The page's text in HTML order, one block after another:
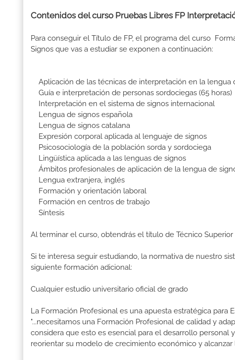
Contenidos del curso Pruebas Libres FP
Para conseguir el Título de FP, el programa del curso
Signos que vas a estudiar se exponen a continuación:
Aplicación de las técnicas de interpretación en la lengua
Guía e interpretación de personas sordociegas (65 horas)
Interpretación en el sistema de signos internacional
Lengua de signos española
Lengua de signos catalana
Expresión corporal aplicada al lenguaje de signos
Psicosociología de la población sorda y sordociega
Lingüística aplicada a las lenguas de signos
Ámbitos profesionales de aplicación de la lengua de
Lengua extranjera, inglés
Formación y orientación laboral
Formación en centros de trabajo
Síntesis
Al terminar el curso, obtendrás el título de Técnico
Si te interesa seguir estudiando, la normativa de nuestro
siguiente formación adicional:
Cualquier estudio universitario oficial de grado
La Formación Profesional es una apuesta estratégica para
"...necesitamos una Formación Profesional de calidad y
considera que esto es esencial para el desarrollo personal
reorientar su modelo de crecimiento económico y alcanzar